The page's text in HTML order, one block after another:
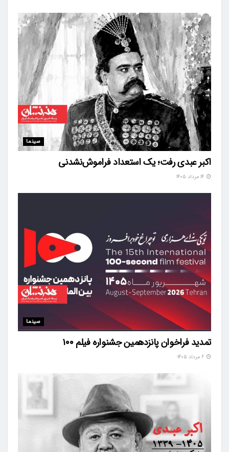
سینما
اکبر عبدی رفت؛ یک استعداد فراموش‌نشدنی
سینما
تمدید فراخوان پانزدهمین جشنواره فیلم ۱۰۰